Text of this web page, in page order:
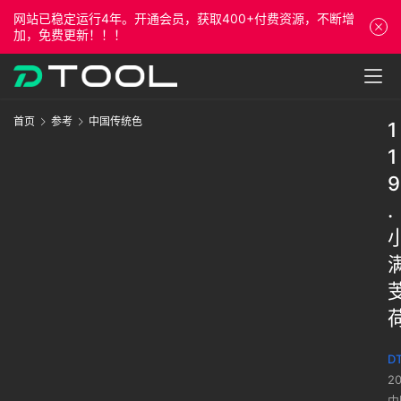
网站已稳定运行4年。开通会员，获取400+付费资源，不断增
加，免费更新！！！
首页 参考 中国传统色
1
1
9
.